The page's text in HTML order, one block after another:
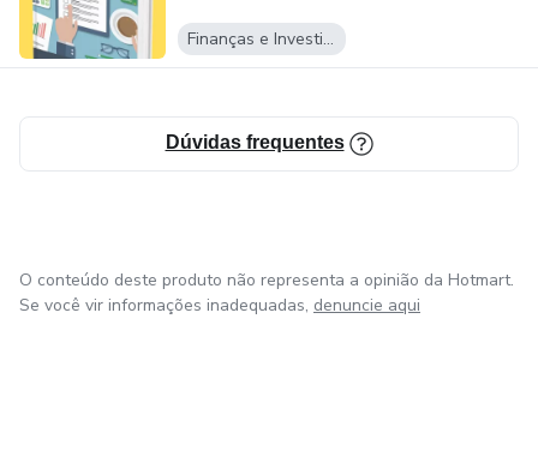
Finanças e Investimentos
Dúvidas frequentes
O conteúdo deste produto não representa a opinião da Hotmart.
Se você vir informações inadequadas, denuncie aqui